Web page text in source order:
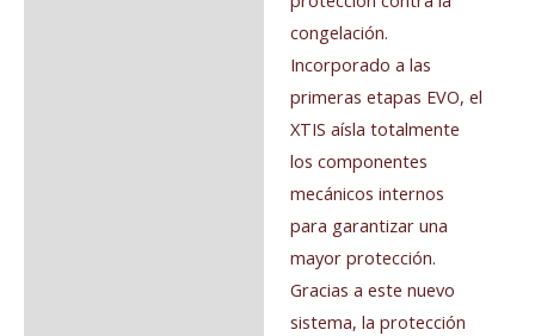
congelación.
Incorporado a las
primeras etapas EVO, el
XTIS aísla totalmente
los componentes
mecánicos internos
para garantizar una
mayor protección.
Gracias a este nuevo
sistema, la protección